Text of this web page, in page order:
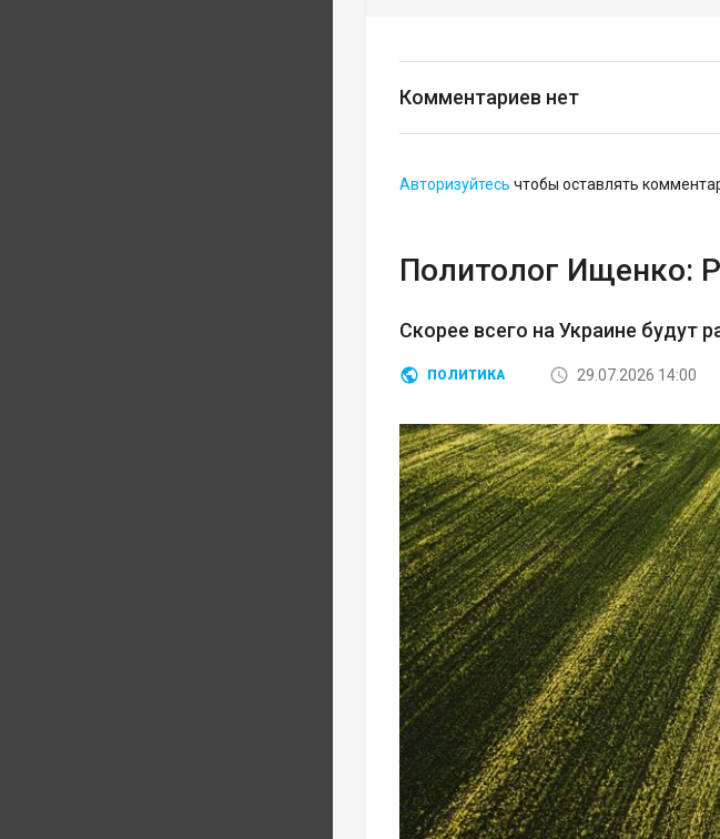
Комментариев нет
Авторизуйтесь чтобы оставлять
Политолог Ищенко:
Скорее всего на Украине будут
ПОЛИТИКА 29.07.2026 14:00